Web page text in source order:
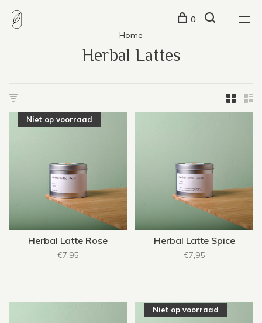
0
Home
Herbal Lattes
Niet op voorraad
Herbal Latte Rose
€7,95
Herbal Latte Spice
€7,95
Niet op voorraad